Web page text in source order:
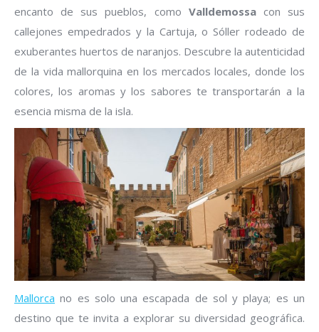
encanto de sus pueblos, como Valldemossacon sus
callejones empedrados y la Cartuja, o Sóller rodeado de
exuberantes huertos de naranjos. Descubre la autenticidad
de la vida mallorquina en los mercados locales, donde los
colores, los aromas y los sabores te transportarán a la
esencia misma de la isla.
Mallorca no es solo una escapada de sol y playa; es un
destino que te invita a explorar su diversidad geográfica.